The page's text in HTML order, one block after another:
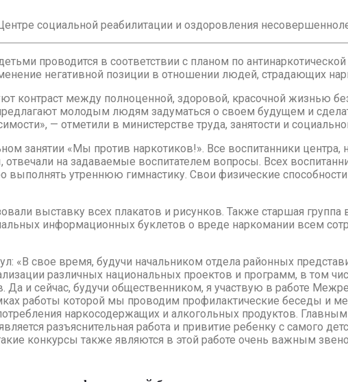
социальной реабилитации и оздоровления
проводится в соответствии с планом по
негативной позиции в отношении людей, страдающих
контраст между полноценной, здоровой, красочной жизнью
молодым людям задуматься о своем будущем и
— отметили в министерстве труда, занятости и
занятии «Мы против наркотиков!». Все воспитанники
на задаваемые воспитателем вопросы. Всех
выполнять утреннюю гимнастику. Свои физические
выставку всех плакатов и рисунков. Также старшая группа
информационных буклетов о вреде наркомании всем
«В свое время, будучи начальником отдела районных
различных национальных проектов и программ, в том
и сейчас, будучи общественником, я участвую в работе
работы которой мы проводим профилактические беседы и
наркосодержащих и алкогольных продуктов.
разъяснительная работа и привитие ребенку с самого
конкурсы также являются в этой работе очень важным